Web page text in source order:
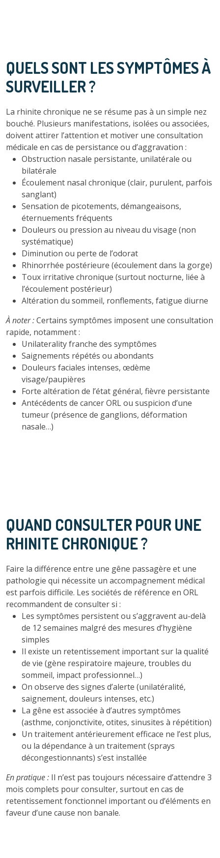
QUELS SONT LES SYMPTÔMES À
SURVEILLER ?
La rhinite chronique ne se résume pas à un simple nez
bouché. Plusieurs manifestations, isolées ou associées,
doivent attirer l’attention et motiver une consultation
médicale en cas de persistance ou d’aggravation :
Obstruction nasale persistante, unilatérale ou
bilatérale
Écoulement nasal chronique (clair, purulent, parfois
sanglant)
Sensation de picotements, démangeaisons,
éternuements fréquents
Douleurs ou pression au niveau du visage (non
systématique)
Diminution ou perte de l’odorat
Rhinorrhée postérieure (écoulement dans la gorge)
Toux irritative chronique (surtout nocturne, liée à
l’écoulement postérieur)
Altération du sommeil, ronflements, fatigue diurne
À noter :Certains symptômes imposent une consultation
rapide, notamment :
Unilaterality franche des symptômes
Saignements répétés ou abondants
Douleurs faciales intenses, œdème
visage/paupières
Forte altération de l’état général, fièvre persistante
Antécédents de cancer ORL ou suspicion d’une
tumeur (présence de ganglions, déformation
nasale…)
QUAND CONSULTER POUR UNE
RHINITE CHRONIQUE ?
Faire la différence entre une gêne passagère et une
pathologie qui nécessite un accompagnement médical
est parfois difficile. Les sociétés de référence en ORL
recommandent de consulter si :
Les symptômes persistent ou s’aggravent au-delà
de 12 semaines malgré des mesures d’hygiène
simples
Il existe un retentissement important sur la qualité
de vie (gène respiratoire majeure, troubles du
sommeil, impact professionnel…)
On observe des signes d’alerte (unilatéralité,
saignement, douleurs intenses, etc.)
La gêne est associée à d’autres symptômes
(asthme, conjonctivite, otites, sinusites à répétition)
Un traitement antérieurement efficace ne l’est plus,
ou la dépendance à un traitement (sprays
décongestionnants) s’est installée
En pratique : Il n’est pas toujours nécessaire d’attendre 3
mois complets pour consulter, surtout en cas de
retentissement fonctionnel important ou d’éléments en
faveur d’une cause non banale.